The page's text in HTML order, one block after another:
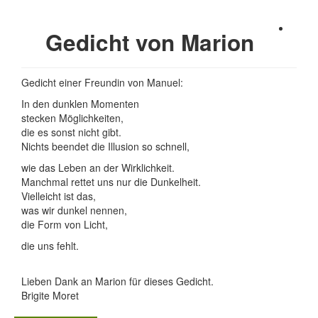
Gedicht von Marion
Gedicht einer Freundin von Manuel:
In den dunklen Momenten
stecken Möglichkeiten,
die es sonst nicht gibt.
Nichts beendet die Illusion so schnell,
wie das Leben an der Wirklichkeit.
Manchmal rettet uns nur die Dunkelheit.
Vielleicht ist das,
was wir dunkel nennen,
die Form von Licht,
die uns fehlt.
Lieben Dank an Marion für dieses Gedicht.
Brigite Moret